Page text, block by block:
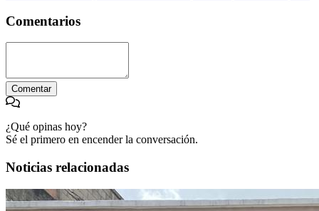
Comentarios
Comentar
¿Qué opinas hoy?
Sé el primero en encender la conversación.
Noticias relacionadas